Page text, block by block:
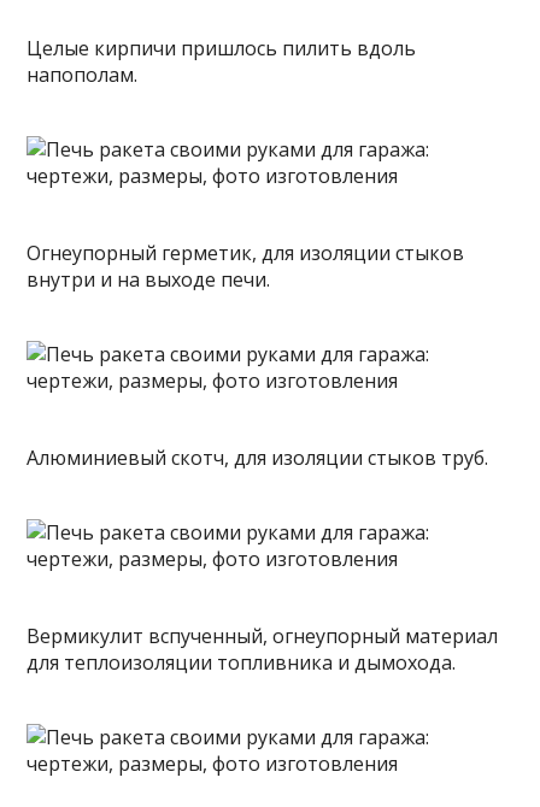
Целые кирпичи пришлось пилить вдоль
напополам.
Огнеупорный герметик, для изоляции стыков
внутри и на выходе печи.
Алюминиевый скотч, для изоляции стыков труб.
Вермикулит вспученный, огнеупорный материал
для теплоизоляции топливника и дымохода.